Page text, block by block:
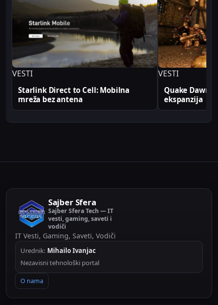
profesionalno. Sve tehničke analize i konfiguracije
na Sajber Sfera portalu zasnovane su na realnim
produkcionim implementacijama.
VESTI
Starlink Direct to Cell: Mobilna
mreža bez antena
VESTI
Quake Dawn
ekspanzija
Sajber Sfera
Sajber Sfera Tech — IT
vesti, gaming, saveti i
vodiči
IT Vesti, Gaming, Saveti, Vodiči
Urednik: Mihailo Ivanjac
Nezavisni tehnološki portal
O nama